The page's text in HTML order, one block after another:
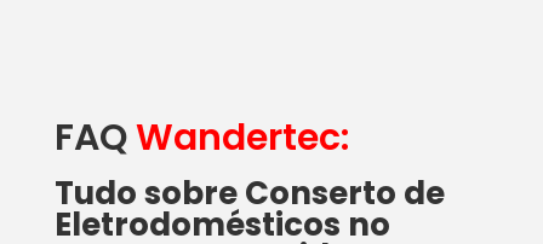
FAQWandertec:
Tudo sobre Conserto de
Eletrodomésticos no